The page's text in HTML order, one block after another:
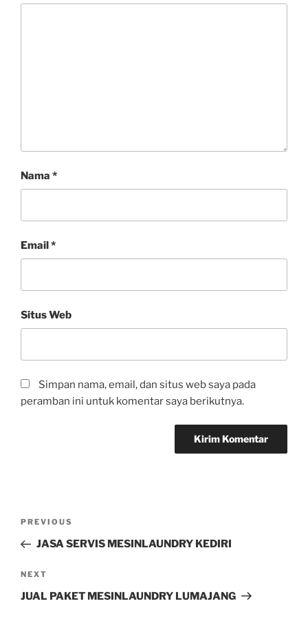
Nama *
Email*
Situs Web
Simpan nama, email, dan situs web saya pada
peramban ini untuk komentar saya berikutnya.
PREVIOUS
JASA SERVIS MESINLAUNDRY KEDIRI
NEXT
JUAL PAKET MESINLAUNDRY LUMAJANG